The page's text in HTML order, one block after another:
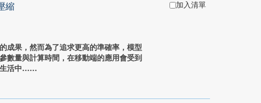
縮
成果，然而為了追求更高的準確率，模型
數量與計算時間，在移動端的應用會受到
活中...
加入清單